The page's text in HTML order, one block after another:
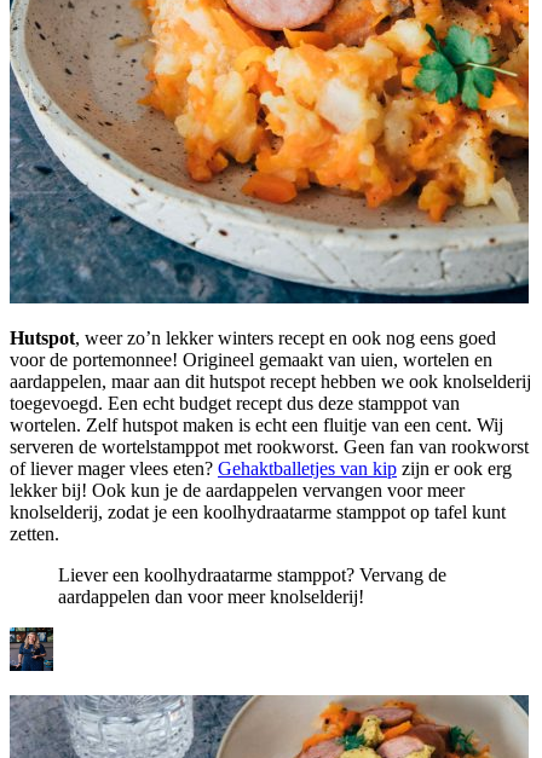
Hutspot, weer zo’n lekker winters recept en ook nog eens goed
voor de portemonnee! Origineel gemaakt van uien, wortelen en
aardappelen, maar aan dit hutspot recept hebben we ook knolselderij
toegevoegd. Een echt budget recept dus deze stamppot van
wortelen. Zelf hutspot maken is echt een fluitje van een cent. Wij
serveren de wortelstamppot met rookworst. Geen fan van rookworst
of liever mager vlees eten? Gehaktballetjes van kip zijn er ook erg
lekker bij! Ook kun je de aardappelen vervangen voor meer
knolselderij, zodat je een koolhydraatarme stamppot op tafel kunt
zetten.
Liever een koolhydraatarme stamppot? Vervang de
aardappelen dan voor meer knolselderij!